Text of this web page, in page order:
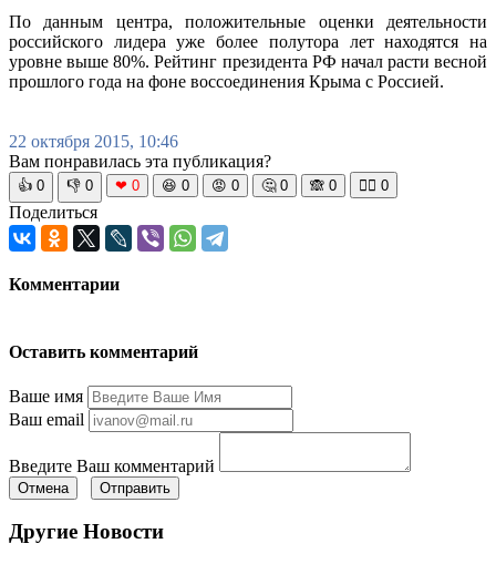
По данным центра, положительные оценки деятельности
российского лидера уже более полутора лет находятся на
уровне выше 80%. Рейтинг президента РФ начал расти весной
прошлого года на фоне воссоединения Крыма с Россией.
22 октября 2015, 10:46
Вам понравилась эта публикация?
👍 0 👎 0 ❤ 0 😆 0 😡 0 🤔 0 🙈 0 🧘‍♀️ 0
Поделиться
Комментарии
Оставить комментарий
Ваше имя
Ваш email
Введите Ваш комментарий
Отмена Отправить
Другие Новости